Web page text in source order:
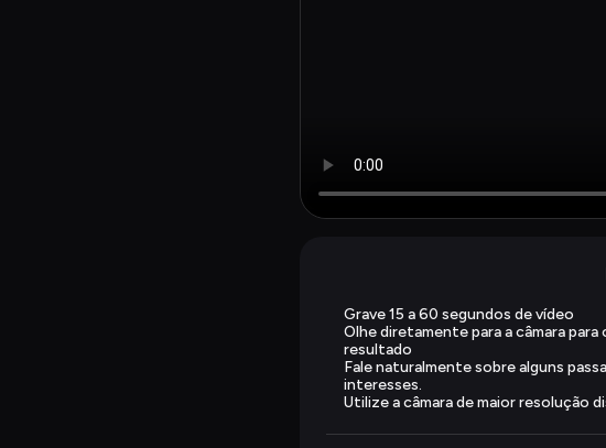
Grave 15 a 60 segundos de vídeo
Olhe diretamente para a câmara
resultado
Fale naturalmente sobre alguns
interesses.
Utilize a câmara de maior resolução